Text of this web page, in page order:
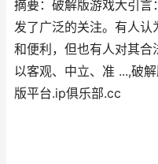
摘要：破解版游戏大引言
发了广泛的关注。有人
和便利，但也有人对其
以客观、中立、准 ...,破
版平台.ip俱乐部.cc